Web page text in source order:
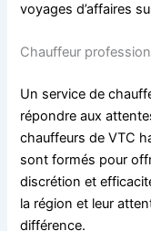
voyages d’affaires
Chauffeur
Un service de
répondre aux
chauffeurs de VTC
sont formés pour
discrétion et
la région et leur
différence.